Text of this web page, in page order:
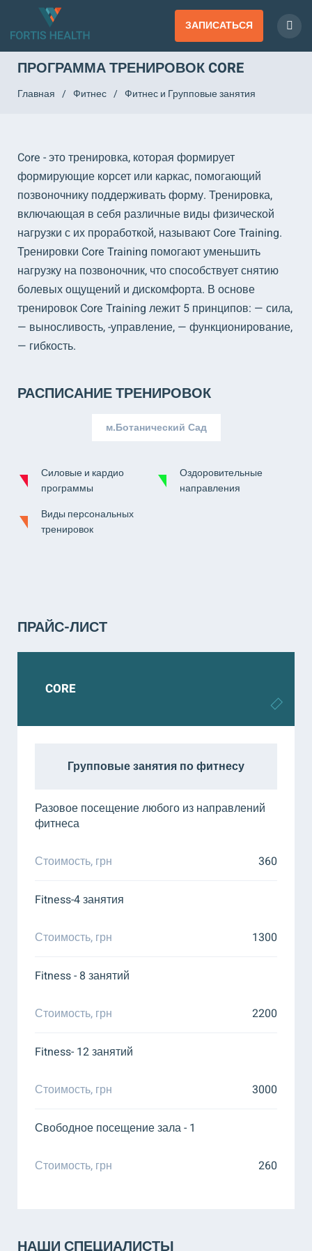
ЗАПИСАТЬСЯ
ПРОГРАММА ТРЕНИРОВОК CORE
Главная / Фитнес / Фитнес и Групповые занятия
Core - это тренировка, которая формирует
формирующие корсет или каркас, помогающий
позвоночнику поддерживать форму. Тренировка,
включающая в себя различные виды физической
нагрузки с их проработкой, называют Core Training.
Тренировки Core Training помогают уменьшить
нагрузку на позвоночник, что способствует снятию
болевых ощущений и дискомфорта. В основе
тренировок Core Training лежит 5 принципов: — сила,
— выносливость, -управление, — функционирование,
— гибкость.
РАСПИСАНИЕ ТРЕНИРОВОК
м.Ботанический Сад
Силовые и кардио
программы
Оздоровительные
направления
Виды персональных
тренировок
ПРАЙС-ЛИСТ
CORE
Групповые занятия по фитнесу
Разовое посещение любого из направлений
фитнеса
Стоимость, грн 360
Fitness-4 занятия
Стоимость, грн 1300
Fitness - 8 занятий
Стоимость, грн 2200
Fitness- 12 занятий
Стоимость, грн 3000
Свободное посещение зала - 1
Стоимость, грн 260
НАШИ СПЕЦИАЛИСТЫ